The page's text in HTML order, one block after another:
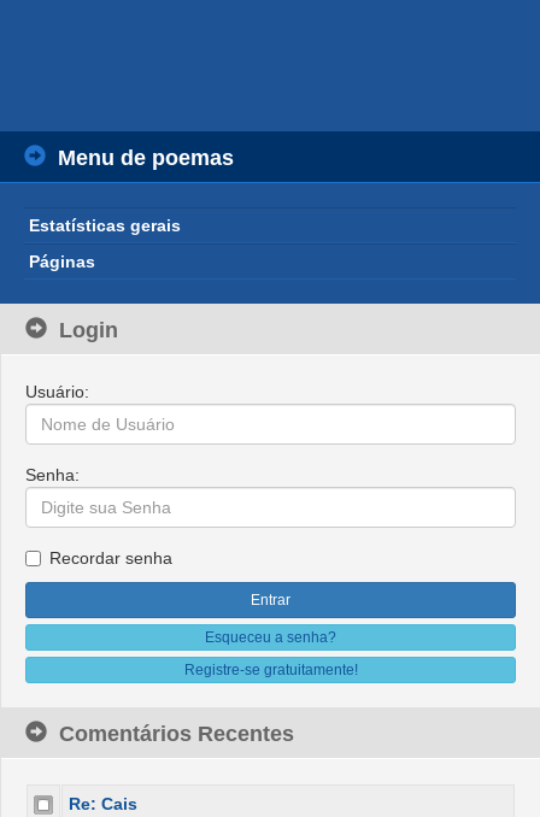
Menu de poemas
Estatísticas gerais
Páginas
Login
Usuário:
Senha:
Recordar senha
Esqueceu a senha?
Registre-se gratuitamente!
Comentários Recentes
Re: Cais